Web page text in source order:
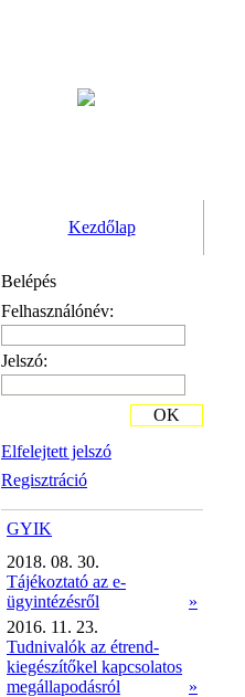
Kezdőlap
Belépés
Felhasználónév:
Jelszó:
Elfelejtett jelszó
Regisztráció
OK
GYIK
2018. 08. 30.
Tájékoztató az e-
ügyintézésről
»
2016. 11. 23.
Tudnivalók az étrend-
kiegészítőkel kapcsolatos
megállapodásról
»